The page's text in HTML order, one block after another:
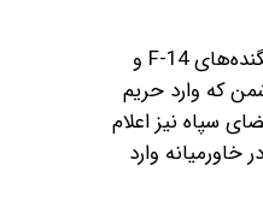
ساعاتی پیش، شبکه العالم به نقل از منابع ایرانی گزارش داد که پهپاد جاسوسی MQ-4C آمریکا پس از رهگیری توسط جنگنده‌های F-14 و
که وارد حریم
سپاه نیز اعلام
وارد